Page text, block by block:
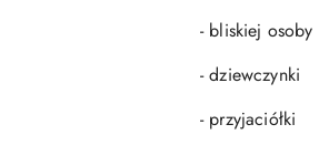
- bliskiej
- dziewczynki
- przyjaciółki